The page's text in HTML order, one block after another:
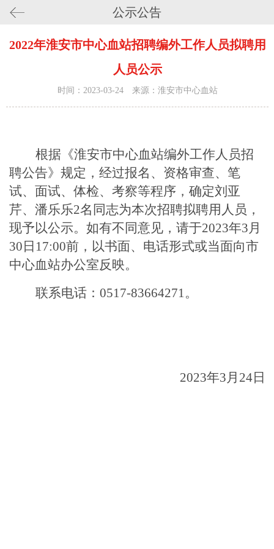
公示公告
2022年淮安市中心血站招聘编外工作人员拟聘用
人员公示
时间：2023-03-24 来源：淮安市中心血站
根据《淮安市中心血站编外工作人员招
聘公告》规定，经过报名、资格审查、笔
试、面试、体检、考察等程序，确定刘亚
芹、潘乐乐2名同志为本次招聘拟聘用人员，
现予以公示。如有不同意见，请于2023年3月
30 日 17:00前，以书面、电话形式或当面向市
中心血站办公室反映。
联系电话： 0517-83664271。
2023年3月 24日